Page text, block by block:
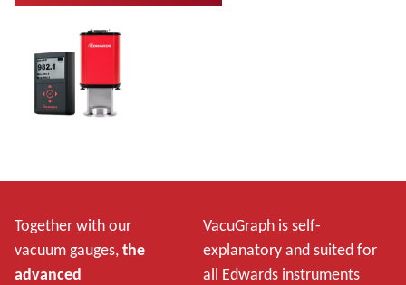
Together with our
vacuum gauges,the
advanced
VacuGraph is self-
explanatory and suited for
all Edwards instruments